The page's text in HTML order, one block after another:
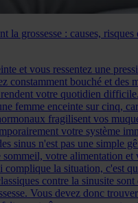
la grossesse : causes,
et vous ressentez une
constamment bouché et des
rendent votre quotidien
femme enceinte sur cinq,
fragilisent vos
votre système
sinus n'est pas une simple
sommeil, votre alimentation et
complique la situation, c'est
contre la sinusite sont
Vous devez donc